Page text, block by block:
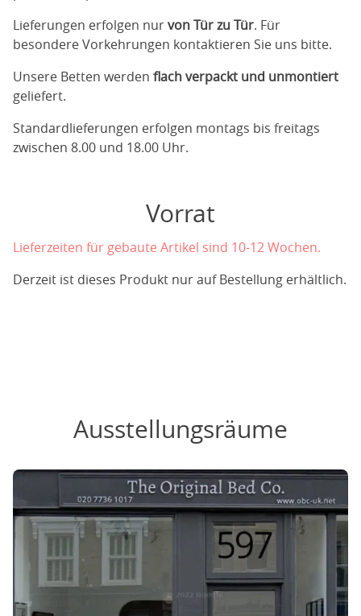
Lieferungen erfolgen nurvon Tür zu Tür. Für
besondere Vorkehrungen kontaktieren Sie uns bitte.
Unsere Betten werden flach verpackt und unmontiert
geliefert.
Standardlieferungen erfolgen montags bis freitags
zwischen 8.00 und 18.00 Uhr.
Vorrat
Lieferzeiten für gebaute Artikel sind 10-12 Wochen.
Derzeit ist dieses Produkt nur auf Bestellung erhältlich.
Ausstellungsräume